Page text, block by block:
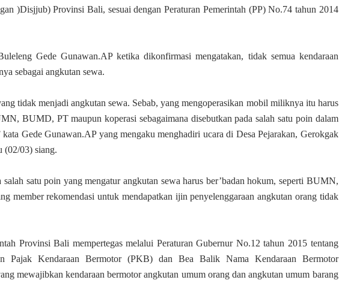
)Disjjub) Provinsi Bali, sesuai dengan Peraturan Pemerintah (PP) No.74 tahun 2014
Gede Gunawan.AP ketika dikonfirmasi mengatakan, tidak semua kendaraan
sebagai angkutan sewa.
tidak menjadi angkutan sewa. Sebab, yang mengoperasikan mobil miliknya itu harus
BUMD, PT maupun koperasi sebagaimana disebutkan pada salah satu poin dalam
Gede Gunawan.AP yang mengaku menghadiri ucara di Desa Pejarakan, Gerokgak
(02/03) siang.
satu poin yang mengatur angkutan sewa harus ber’badan hokum, seperti BUMN,
member rekomendasi untuk mendapatkan ijin penyelenggaraan angkutan orang tidak
Provinsi Bali mempertegas melalui Peraturan Gubernur No.12 tahun 2015 tentang
Pajak Kendaraan Bermotor (PKB) dan Bea Balik Nama Kendaraan Bermotor
mewajibkan kendaraan bermotor angkutan umum orang dan angkutan umum barang